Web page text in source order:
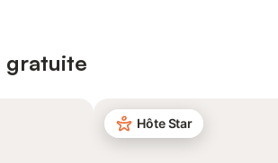
gratuite
Hôte Star